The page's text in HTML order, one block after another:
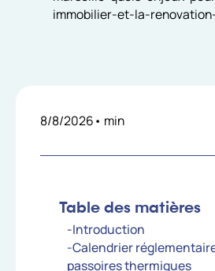
8/8/2026• min
Table des matières
-Introduction
-Calendrier
passoires thermiques
immobilier-et-la-